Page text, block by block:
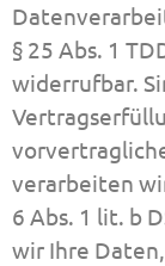
§ 25 Abs. 1
widerrufbar.
verarbeiten
6 Abs. 1 lit. b
wir Ihre